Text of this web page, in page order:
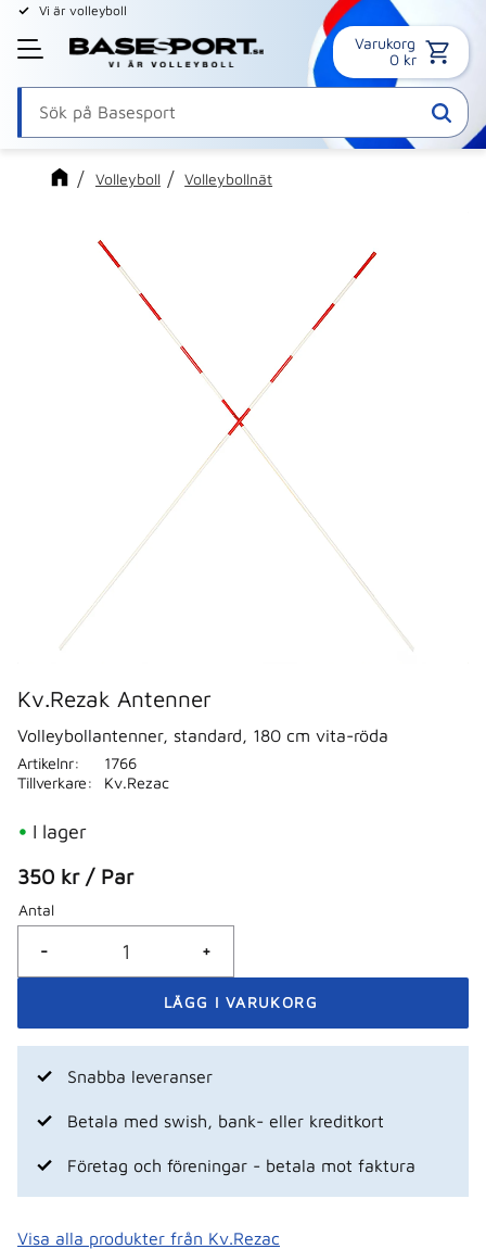
Meny
Vi är volleyboll
Varukorg
0 kr
Volleyboll Volleybollnät
Kv.Rezak Antenner
Volleybollantenner, standard, 180 cm vita-röda
350 kr / Par
Antal
+
-
I lager
Artikelnr
1766
Tillverkare
Kv.Rezac
Visa alla produkter från Kv.Rezac
Snabba leveranser
Betala med swish, bank- eller kreditkort
Företag och föreningar - betala mot faktura